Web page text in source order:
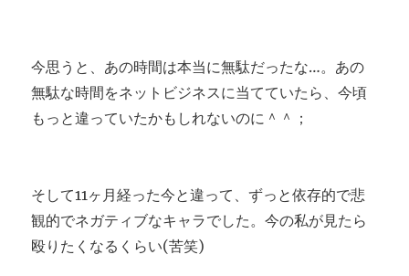
今思うと、あの時間は本当に無駄だったな…。あの
無駄な時間をネットビジネスに当てていたら、今頃
もっと違っていたかもしれないのに＾＾；
そして11ヶ月経った今と違って、ずっと依存的で悲
観的でネガティブなキャラでした。今の私が見たら
殴りたくなるくらい(苦笑)